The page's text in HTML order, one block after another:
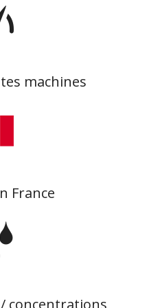
machines
France
concentrations